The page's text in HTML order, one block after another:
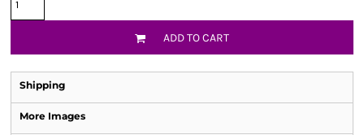
ADD TO CART
Shipping
More Images